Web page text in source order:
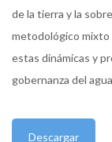
de la tierra y la
metodológico mixto
estas dinámicas y
gobernanza del
Descargar